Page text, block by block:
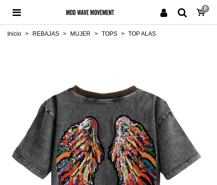
0
Inicio > REBAJAS > MUJER > TOPS > TOP ALAS